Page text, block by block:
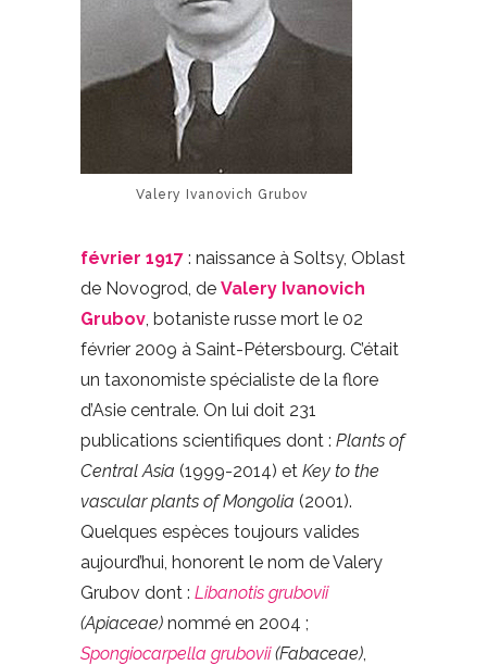
Valery Ivanovich Grubov
février 1917 : naissance à Soltsy, Oblast
de Novogrod, de Valery Ivanovich
Grubov, botaniste russe mort le 02
février 2009 à Saint-Pétersbourg. C’était
un taxonomiste spécialiste de la flore
d’Asie centrale. On lui doit 231
publications scientifiques dont : Plants of
Central Asia (1999-2014) et Key to the
vascular plants of Mongolia (2001).
Quelques espèces toujours valides
aujourd’hui, honorent le nom de Valery
Grubov dont : Libanotis grubovii
(Apiaceae) nommé en 2004 ;
Spongiocarpella grubovii(Fabaceae),